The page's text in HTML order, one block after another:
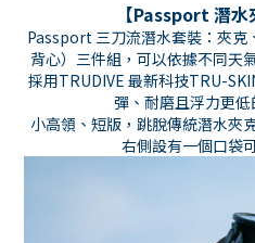
【Passport 潛水
Passport 三刀流潛水套裝：夾克
背心）三件組，可以依據不同天
採用TRUDIVE 最新科技TRU-
彈、耐磨且浮力更低
小高領、短版，跳脫傳統潛水夾
右側設有一個口袋